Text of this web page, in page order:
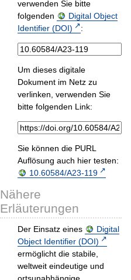
verwenden Sie bitte
folgenden
Digital Object
Identifier (DOI)
:
Um dieses digitale
Dokument im Netz zu
verlinken, verwenden Sie
bitte folgenden Link:
Sie können die PURL
Auflösung auch hier testen:
10.60584/A23-119
Nähere
Erläuterungen
Der Einsatz eines
Digital
Object Identifier (DOI)
ermöglicht die stabile,
weltweit eindeutige und